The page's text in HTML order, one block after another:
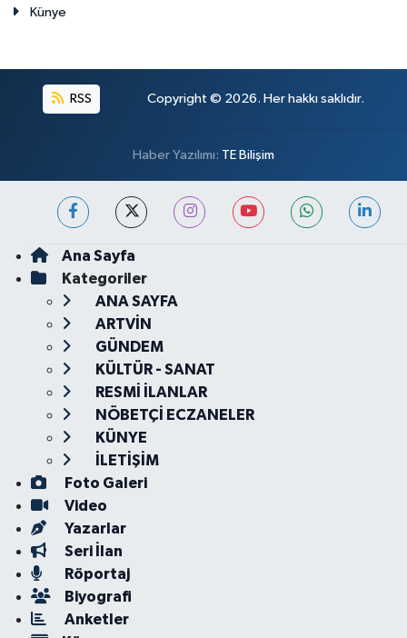
Künye
RSS Copyright © 2026. Her hakkı saklıdır.
Haber Yazılımı: TE Bilişim
Ana Sayfa
Kategoriler
ANA SAYFA
ARTVİN
GÜNDEM
KÜLTÜR - SANAT
RESMİ İLANLAR
NÖBETÇİ ECZANELER
KÜNYE
İLETİŞİM
Foto Galeri
Video
Yazarlar
Seri İlan
Röportaj
Biyografi
Anketler